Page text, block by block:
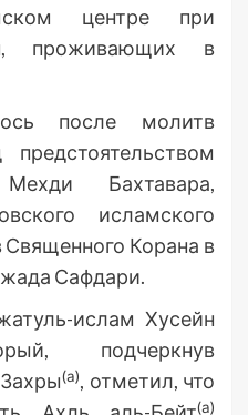
центре при
проживающих в
после молитв
Бахтавара,
исламского
Священного Корана в
Сафдари.
ислам Хусейн
подчеркнув
(а), отметил, что
(а)